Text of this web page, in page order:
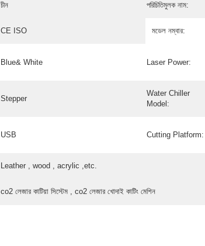
চীন পরিচিতিমুলক নাম:
CE ISO মডেল নম্বার:
Blue& White Laser Power:
Stepper
Water Chiller
Model:
USB Cutting Platform:
Leather , wood , acrylic ,etc.
co2 লেজার কাটিয়া সিস্টেম , co2 লেজার খোদাই কাটিং মেশিন